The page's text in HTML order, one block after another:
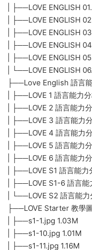
資源明細
——/1親子幼兒/14學科英
棒棒幼兒英語全集 教材
├──Love English 家長說
| └──Love English 家長
├──LOVE English 家庭聯
| ├──聯絡本封面.jpg